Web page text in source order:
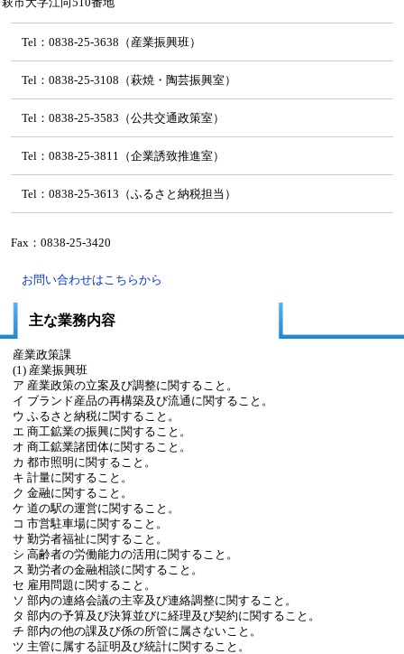
Tel：0838-25-3638（産業振興班）
Tel：0838-25-3108（萩焼・陶芸振興室）
Tel：0838-25-3583（公共交通政策室）
Tel：0838-25-3811（企業誘致推進室）
Tel：0838-25-3613（ふるさと納税担当）
Fax：0838-25-3420
お問い合わせはこちらから
主な業務内容
産業政策課
(1) 産業振興班
ア 産業政策の立案及び調整に関すること。
イ ブランド産品の再構築及び流通に関すること。
ウ ふるさと納税に関すること。
エ 商工鉱業の振興に関すること。
オ 商工鉱業諸団体に関すること。
カ 都市照明に関すること。
キ 計量に関すること。
ク 金融に関すること。
ケ 道の駅の運営に関すること。
コ 市営駐車場に関すること。
サ 勤労者福祉に関すること。
シ 高齢者の労働能力の活用に関すること。
ス 勤労者の金融相談に関すること。
セ 雇用問題に関すること。
ソ 部内の連絡会議の主宰及び連絡調整に関すること。
タ 部内の予算及び決算並びに経理及び契約に関すること。
チ 部内の他の課及び係の所管に属さないこと。
ツ 主管に属する証明及び統計に関すること。